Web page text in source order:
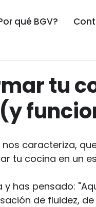
qué BGV?
tu
caracteriza,
tu cocina en un
has pensado:
de fluidez,